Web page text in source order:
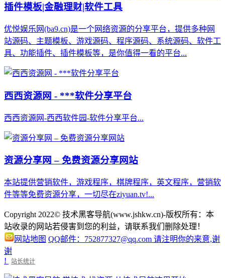
插件模板|金融理财|软件工具
优悦娱乐网(ba9.cn)是一个网络资源的分享平台，提供多种网
站源码、主题模板、游戏源码、程序源码、系统源码、软件工
具、功能插件、插件模板等，是你值得一看的平台...
西西资源网 - ***软件分享平台
西西资源网-西西软件园-软件分享平台...
资源分享网 – 免费资源分享网站
本站提供营销软件，游戏程序，棋牌程序，英文程序，营销软
件等等免费资源分享，一切尽在ziyuan.tv!...
Copyright 2022© 技术黑客导航(www.jshkw.cn)-版权所有：本
站收录的网站若侵害到您的利益，请联系我们删除处理！
网站地图 QQ邮件：752877327@qq.com 请注明你的来意,谢
谢
!
站长统计